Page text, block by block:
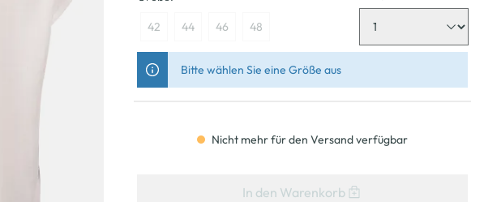
42 44 46 48
Bitte wählen Sie eine Größe aus
Nicht mehr für den Versand verfügbar
In den Warenkorb